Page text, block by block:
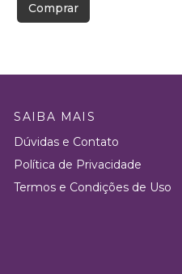
Comprar
SAIBA MAIS
Dúvidas e Contato
Política de Privacidade
Termos e Condições de Uso